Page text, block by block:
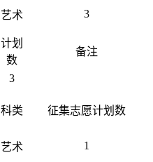
艺术 3
计划
数
备注
3
科类 征集志愿计划数
艺术 1